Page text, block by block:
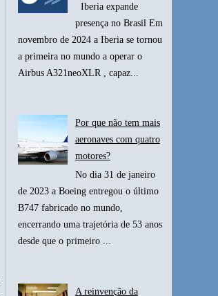
Iberia expande
presença no Brasil Em
novembro de 2024 a Iberia se tornou
a primeira no mundo a operar o
Airbus A321neoXLR , capaz...
Por que não tem mais
aeronaves com quatro
motores?
No dia 31 de janeiro
de 2023 a Boeing entregou o último
B747 fabricado no mundo,
encerrando uma trajetória de 53 anos
desde que o primeiro ...
A reinvenção da